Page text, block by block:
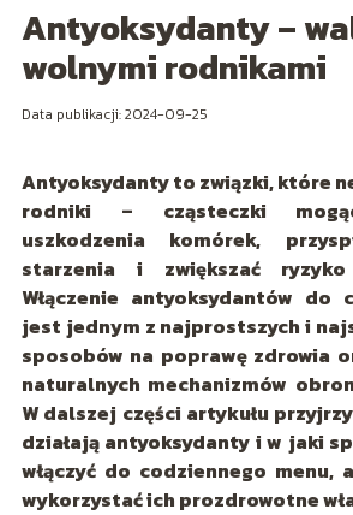
Antyoksydanty –
wolnymi rodnikami
Data publikacji: 2024-09-25
Antyoksydanty to związki, które
rodniki – cząsteczki
uszkodzenia komórek,
starzenia i zwiększać
Włączenie antyoksydantów do
jest jednym z najprostszych i
sposobów na poprawę zdrowia
naturalnych mechanizmów
W dalszej części artykułu
działają antyoksydanty i w jaki
włączyć do codziennego menu,
wykorzystać ich prozdrowotne